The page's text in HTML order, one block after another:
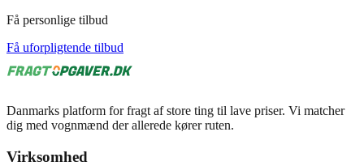
Få personlige tilbud
Få uforpligtende tilbud
Danmarks platform for fragt af store ting til lave priser. Vi matcher
dig med vognmænd der allerede kører ruten.
Virksomhed